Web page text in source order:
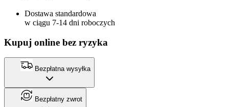
Dostawa standardowa
w ciągu 7-14 dni roboczych
Kupuj online bez ryzyka
Bezpłatna wysyłka
Bezpłatny zwrot